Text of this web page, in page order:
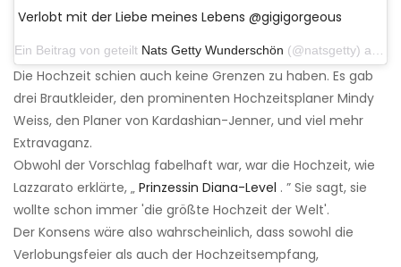
Verlobt mit der Liebe meines Lebens @gigigorgeous
Ein Beitrag von geteilt Nats Getty Wunderschön (@natsgetty) am 8. März 2018 um 14:53 Uhr PST
Die Hochzeit schien auch keine Grenzen zu haben. Es gab
drei Brautkleider, den prominenten Hochzeitsplaner Mindy
Weiss, den Planer von Kardashian-Jenner, und viel mehr
Extravaganz.
Obwohl der Vorschlag fabelhaft war, war die Hochzeit, wie
Lazzarato erklärte, „ Prinzessin Diana-Level . ” Sie sagt, sie
wollte schon immer 'die größte Hochzeit der Welt'.
Der Konsens wäre also wahrscheinlich, dass sowohl die
Verlobungsfeier als auch der Hochzeitsempfang,